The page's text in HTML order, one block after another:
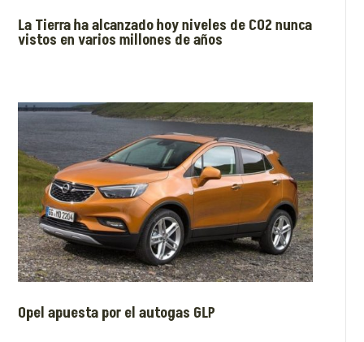
La Tierra ha alcanzado hoy niveles de CO2 nunca
vistos en varios millones de años
Opel apuesta por el autogas GLP